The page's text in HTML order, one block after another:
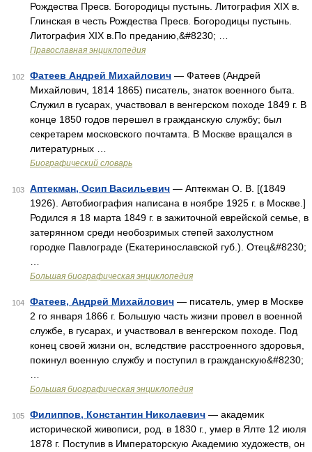
Рождества Пресв. Богородицы пустынь. Литография XIX в.
Глинская в честь Рождества Пресв. Богородицы пустынь.
Литография XIX в.По преданию,&#8230; …
Православная энциклопедия
102 Фатеев Андрей Михайлович — Фатеев (Андрей
Михайлович, 1814 1865) писатель, знаток военного быта.
Служил в гусарах, участвовал в венгерском походе 1849 г. В
конце 1850 годов перешел в гражданскую службу; был
секретарем московского почтамта. В Москве вращался в
литературных …
Биографический словарь
103 Аптекман, Осип Васильевич — Аптекман О. В. [(1849
1926). Автобиография написана в ноябре 1925 г. в Москве.]
Родился я 18 марта 1849 г. в зажиточной еврейской семье, в
затерянном среди необозримых степей захолустном
городке Павлограде (Екатеринославской губ.). Отец&#8230;
Большая биографическая энциклопедия
104 Фатеев, Андрей Михайлович — писатель, умер в Москве
2 го января 1866 г. Большую часть жизни провел в военной
службе, в гусарах, и участвовал в венгерском походе. Под
конец своей жизни он, вследствие расстроенного здоровья,
покинул военную службу и поступил в гражданскую&#8230;
Большая биографическая энциклопедия
105 Филиппов, Константин Николаевич — академик
исторической живописи, род. в 1830 г., умер в Ялте 12 июля
1878 г. Поступив в Императорскую Академию художеств, он